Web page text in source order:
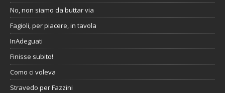
No, non siamo da buttar via
Fagioli, per piacere, in tavola
InAdeguati
Finisse subito!
Como ci voleva
Stravedo per Fazzini